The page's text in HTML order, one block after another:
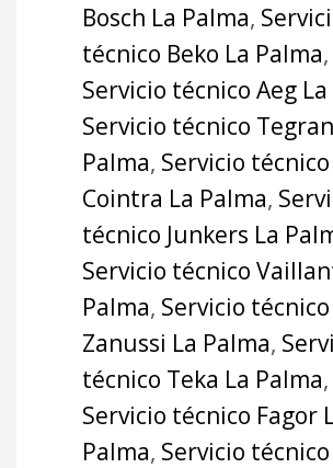
Bosch La Palma,
técnico Beko La Palma,
Servicio técnico Aeg
Servicio técnico
Palma, Servicio técnico
Cointra La Palma,
técnico Junkers La
Servicio técnico
Palma, Servicio técnico
Zanussi La Palma,
técnico Teka La Palma,
Servicio técnico Fagor
Palma, Servicio